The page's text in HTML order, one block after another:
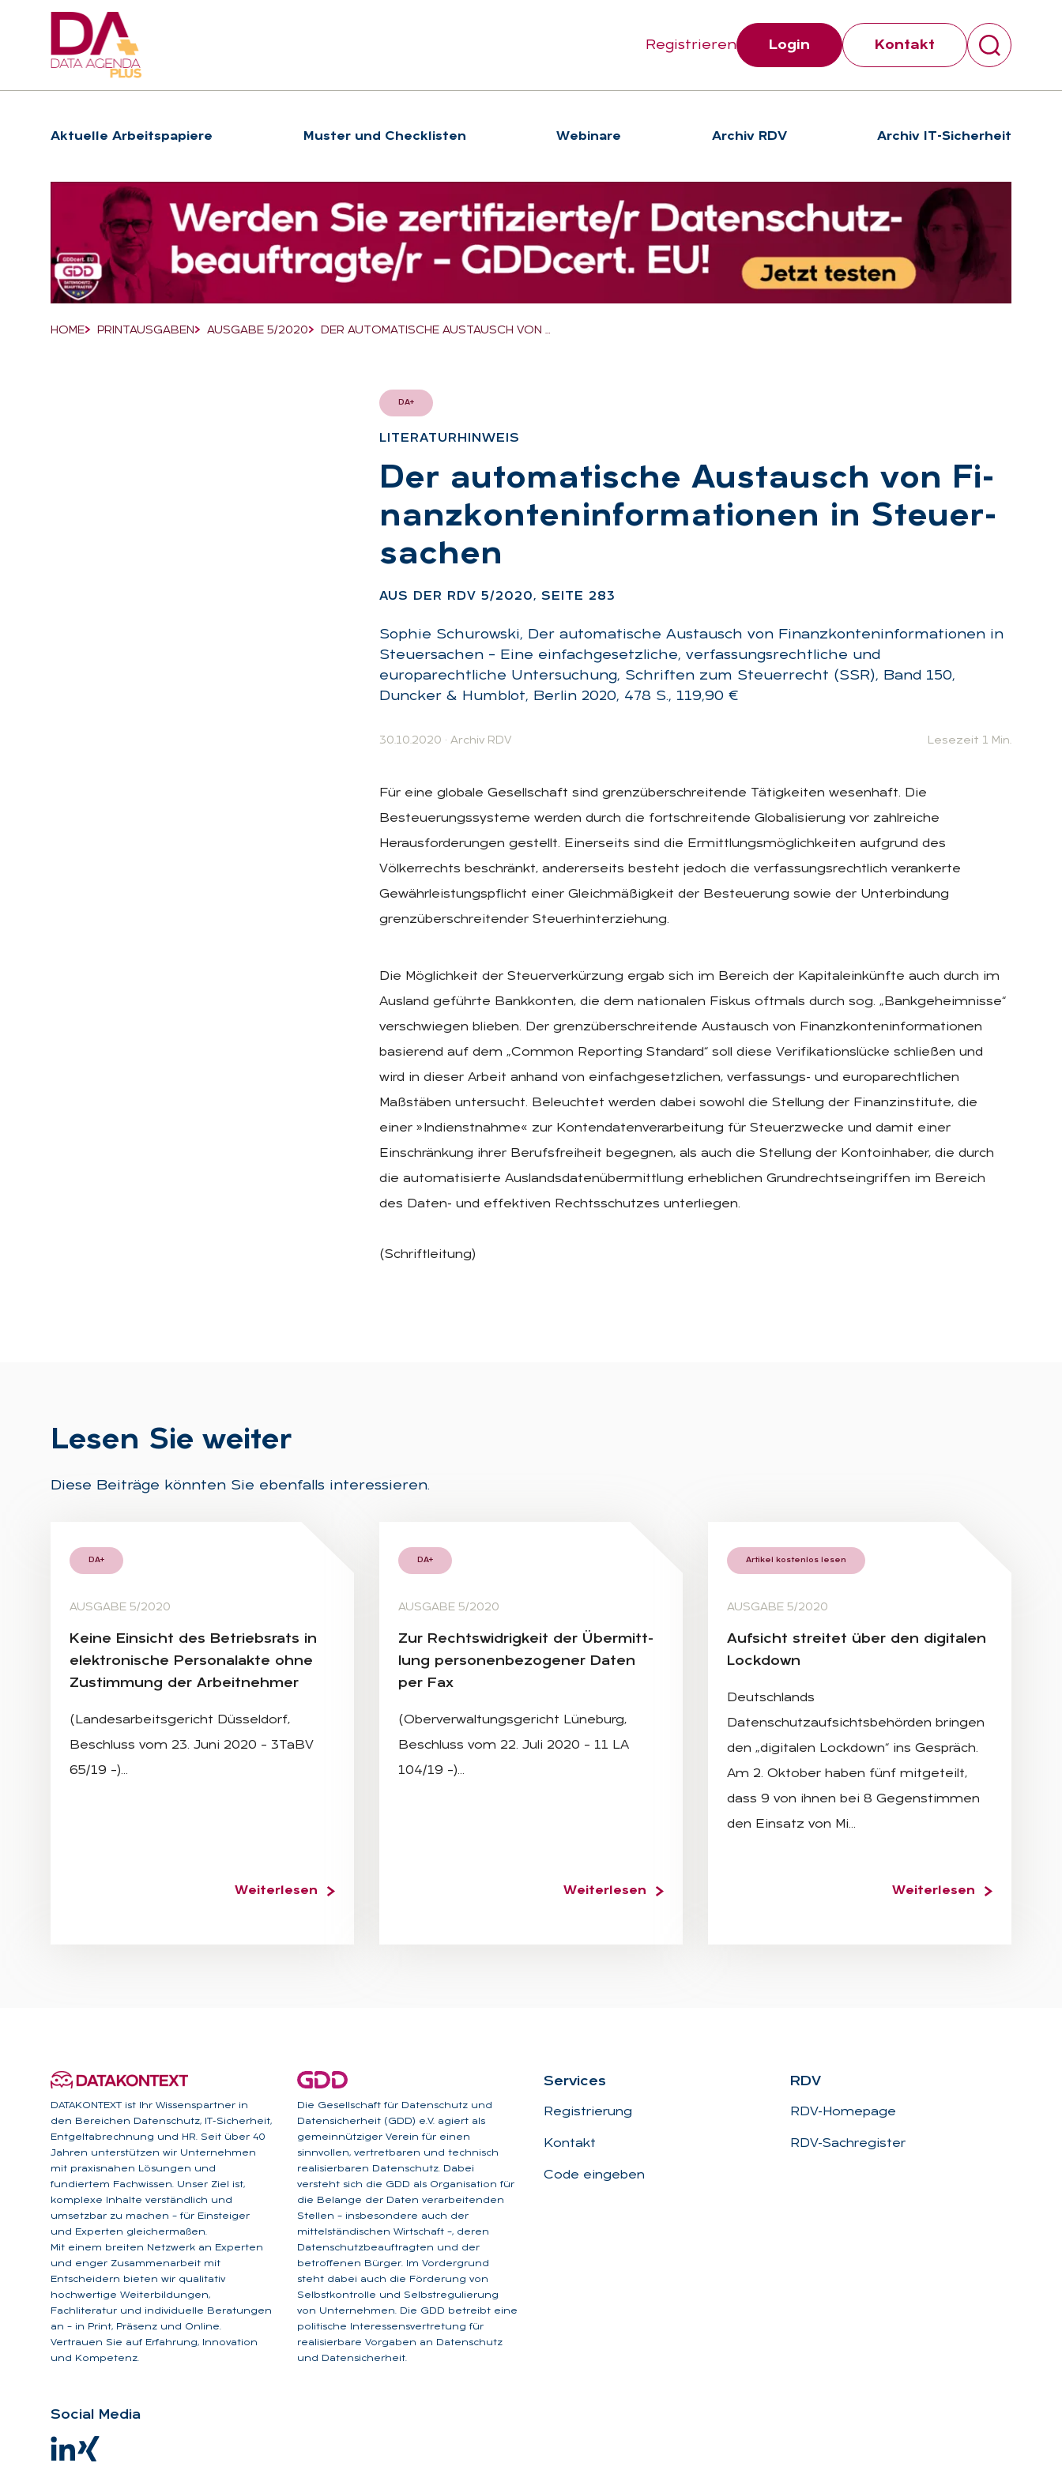
Suchfeld
Suchen
Registrieren Login Kontakt
Hauptnavigation
Ak­tu­el­le Ar­beits­pa­pie­re Muster und Checklisten We­bi­na­re Archiv RDV Archiv IT-Sicherheit
Breadcrumb-Navigation
HOME PRINTAUSGABEN AUSGABE 5/2020 DER AUTOMATISCHE AUSTAUSCH VON …
DA+
LI­TE­RA­TUR­HIN­WEIS
:
Der au­to­ma­ti­sche Aus­tausch von Fi­
nanz­kon­ten­in­for­ma­tio­nen in Steu­er­
sa­chen
AUS DER RDV 5/2020, SEI­TE 283
Sophie Schurowski, Der automatische Austausch von Finanzkonteninformationen in
Steuersachen – Eine einfachgesetzliche, verfassungsrechtliche und
europarechtliche Untersuchung, Schriften zum Steuerrecht (SSR), Band 150,
Duncker & Humblot, Berlin 2020, 478 S., 119,90 €
30.10.2020 · Archiv RDV Lesezeit 1 Min.
Für eine globale Gesellschaft sind grenzüberschreitende Tätigkeiten wesenhaft. Die
Besteuerungssysteme werden durch die fortschreitende Globalisierung vor zahlreiche
Herausforderungen gestellt. Einerseits sind die Ermittlungsmöglichkeiten aufgrund des
Völkerrechts beschränkt, andererseits besteht jedoch die verfassungsrechtlich verankerte
Gewährleistungspflicht einer Gleichmäßigkeit der Besteuerung sowie der Unterbindung
grenzüberschreitender Steuerhinterziehung.
Die Möglichkeit der Steuerverkürzung ergab sich im Bereich der Kapitaleinkünfte auch durch im
Ausland geführte Bankkonten, die dem nationalen Fiskus oftmals durch sog. „Bankgeheimnisse“
verschwiegen blieben. Der grenzüberschreitende Austausch von Finanzkonteninformationen
basierend auf dem „Common Reporting Standard“ soll diese Verifikationslücke schließen und
wird in dieser Arbeit anhand von einfachgesetzlichen, verfassungs- und europarechtlichen
Maßstäben untersucht. Beleuchtet werden dabei sowohl die Stellung der Finanzinstitute, die
einer »Indienstnahme« zur Kontendatenverarbeitung für Steuerzwecke und damit einer
Einschränkung ihrer Berufsfreiheit begegnen, als auch die Stellung der Kontoinhaber, die durch
die automatisierte Auslandsdatenübermittlung erheblichen Grundrechtseingriffen im Bereich
des Daten- und effektiven Rechtsschutzes unterliegen.
(Schriftleitung)
Le­sen Sie wei­ter
Diese Beiträge könnten Sie ebenfalls interessieren.
DA+
AUSGABE 5/2020
Kei­ne Ein­sicht des Be­triebs­rats in
elek­tro­ni­sche Per­so­nal­ak­te ohne
Zu­stim­mung der Ar­beit­neh­mer
(Landesarbeitsgericht Düsseldorf,
Beschluss vom 23. Juni 2020 – 3TaBV
65/19 –)…
Weiterlesen
DA+
AUSGABE 5/2020
Zur Rechts­wid­rig­keit der Über­mitt­
lung per­so­nen­be­zo­ge­ner Da­ten
per Fax
(Oberverwaltungsgericht Lüneburg,
Beschluss vom 22. Juli 2020 – 11 LA
104/19 –)…
Weiterlesen
Artikel kostenlos lesen
AUSGABE 5/2020
Auf­sicht strei­tet über den di­gi­ta­len
Lock­down
Deutschlands
Datenschutzaufsichtsbehörden bringen
den „digitalen Lockdown“ ins Gespräch.
Am 2. Oktober haben fünf mitgeteilt,
dass 9 von ihnen bei 8 Gegenstimmen
den Einsatz von Mi…
Weiterlesen
DATAKONTEXT ist Ihr Wissenspartner in
den Bereichen Datenschutz, IT-Sicherheit,
Entgeltabrechnung und HR. Seit über 40
Jahren unterstützen wir Unternehmen
mit praxisnahen Lösungen und
fundiertem Fachwissen. Unser Ziel ist,
komplexe Inhalte verständlich und
umsetzbar zu machen – für Einsteiger
und Experten gleichermaßen.
Mit einem breiten Netzwerk an Experten
und enger Zusammenarbeit mit
Entscheidern bieten wir qualitativ
hochwertige Weiterbildungen,
Fachliteratur und individuelle Beratungen
an – in Print, Präsenz und Online.
Vertrauen Sie auf Erfahrung, Innovation
und Kompetenz.
Die Gesellschaft für Datenschutz und
Datensicherheit (GDD) e.V. agiert als
gemeinnütziger Verein für einen
sinnvollen, vertretbaren und technisch
realisierbaren Datenschutz. Dabei
versteht sich die GDD als Organisation für
die Belange der Daten verarbeitenden
Stellen – insbesondere auch der
mittelständischen Wirtschaft –, deren
Datenschutzbeauftragten und der
betroffenen Bürger. Im Vordergrund
steht dabei auch die Förderung von
Selbstkontrolle und Selbstregulierung
von Unternehmen. Die GDD betreibt eine
politische Interessensvertretung für
realisierbare Vorgaben an Datenschutz
und Datensicherheit.
Ser­vices
Registrierung
Kontakt
Code eingeben
RDV
RDV-Homepage
RDV-Sachregister
So­ci­al Me­dia